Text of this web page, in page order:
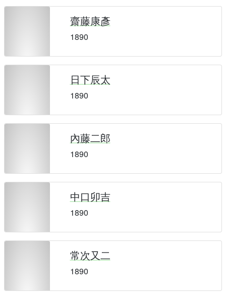
齋藤康彥
1890
日下辰太
1890
內藤二郎
1890
中口卯吉
1890
常次又二
1890